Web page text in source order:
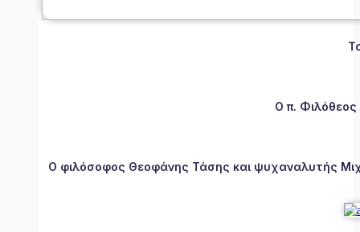
Ο π.
Ο φιλόσοφος Θεοφάνης Τάσης και ψυχαναλυτής